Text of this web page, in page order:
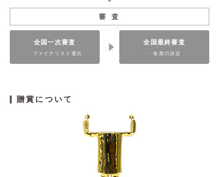
審 査
全国一次審査
・ファイナリスト選出
全国最終審査
・各賞の決定
贈賞について